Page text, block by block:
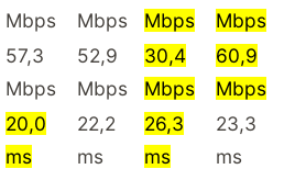
Mbps
Mbps
Mbps
Mbps
57,3
Mbps
52,9
Mbps
30,4
Mbps
60,9
Mbps
20,0
ms
22,2
ms
26,3
ms
23,3
ms